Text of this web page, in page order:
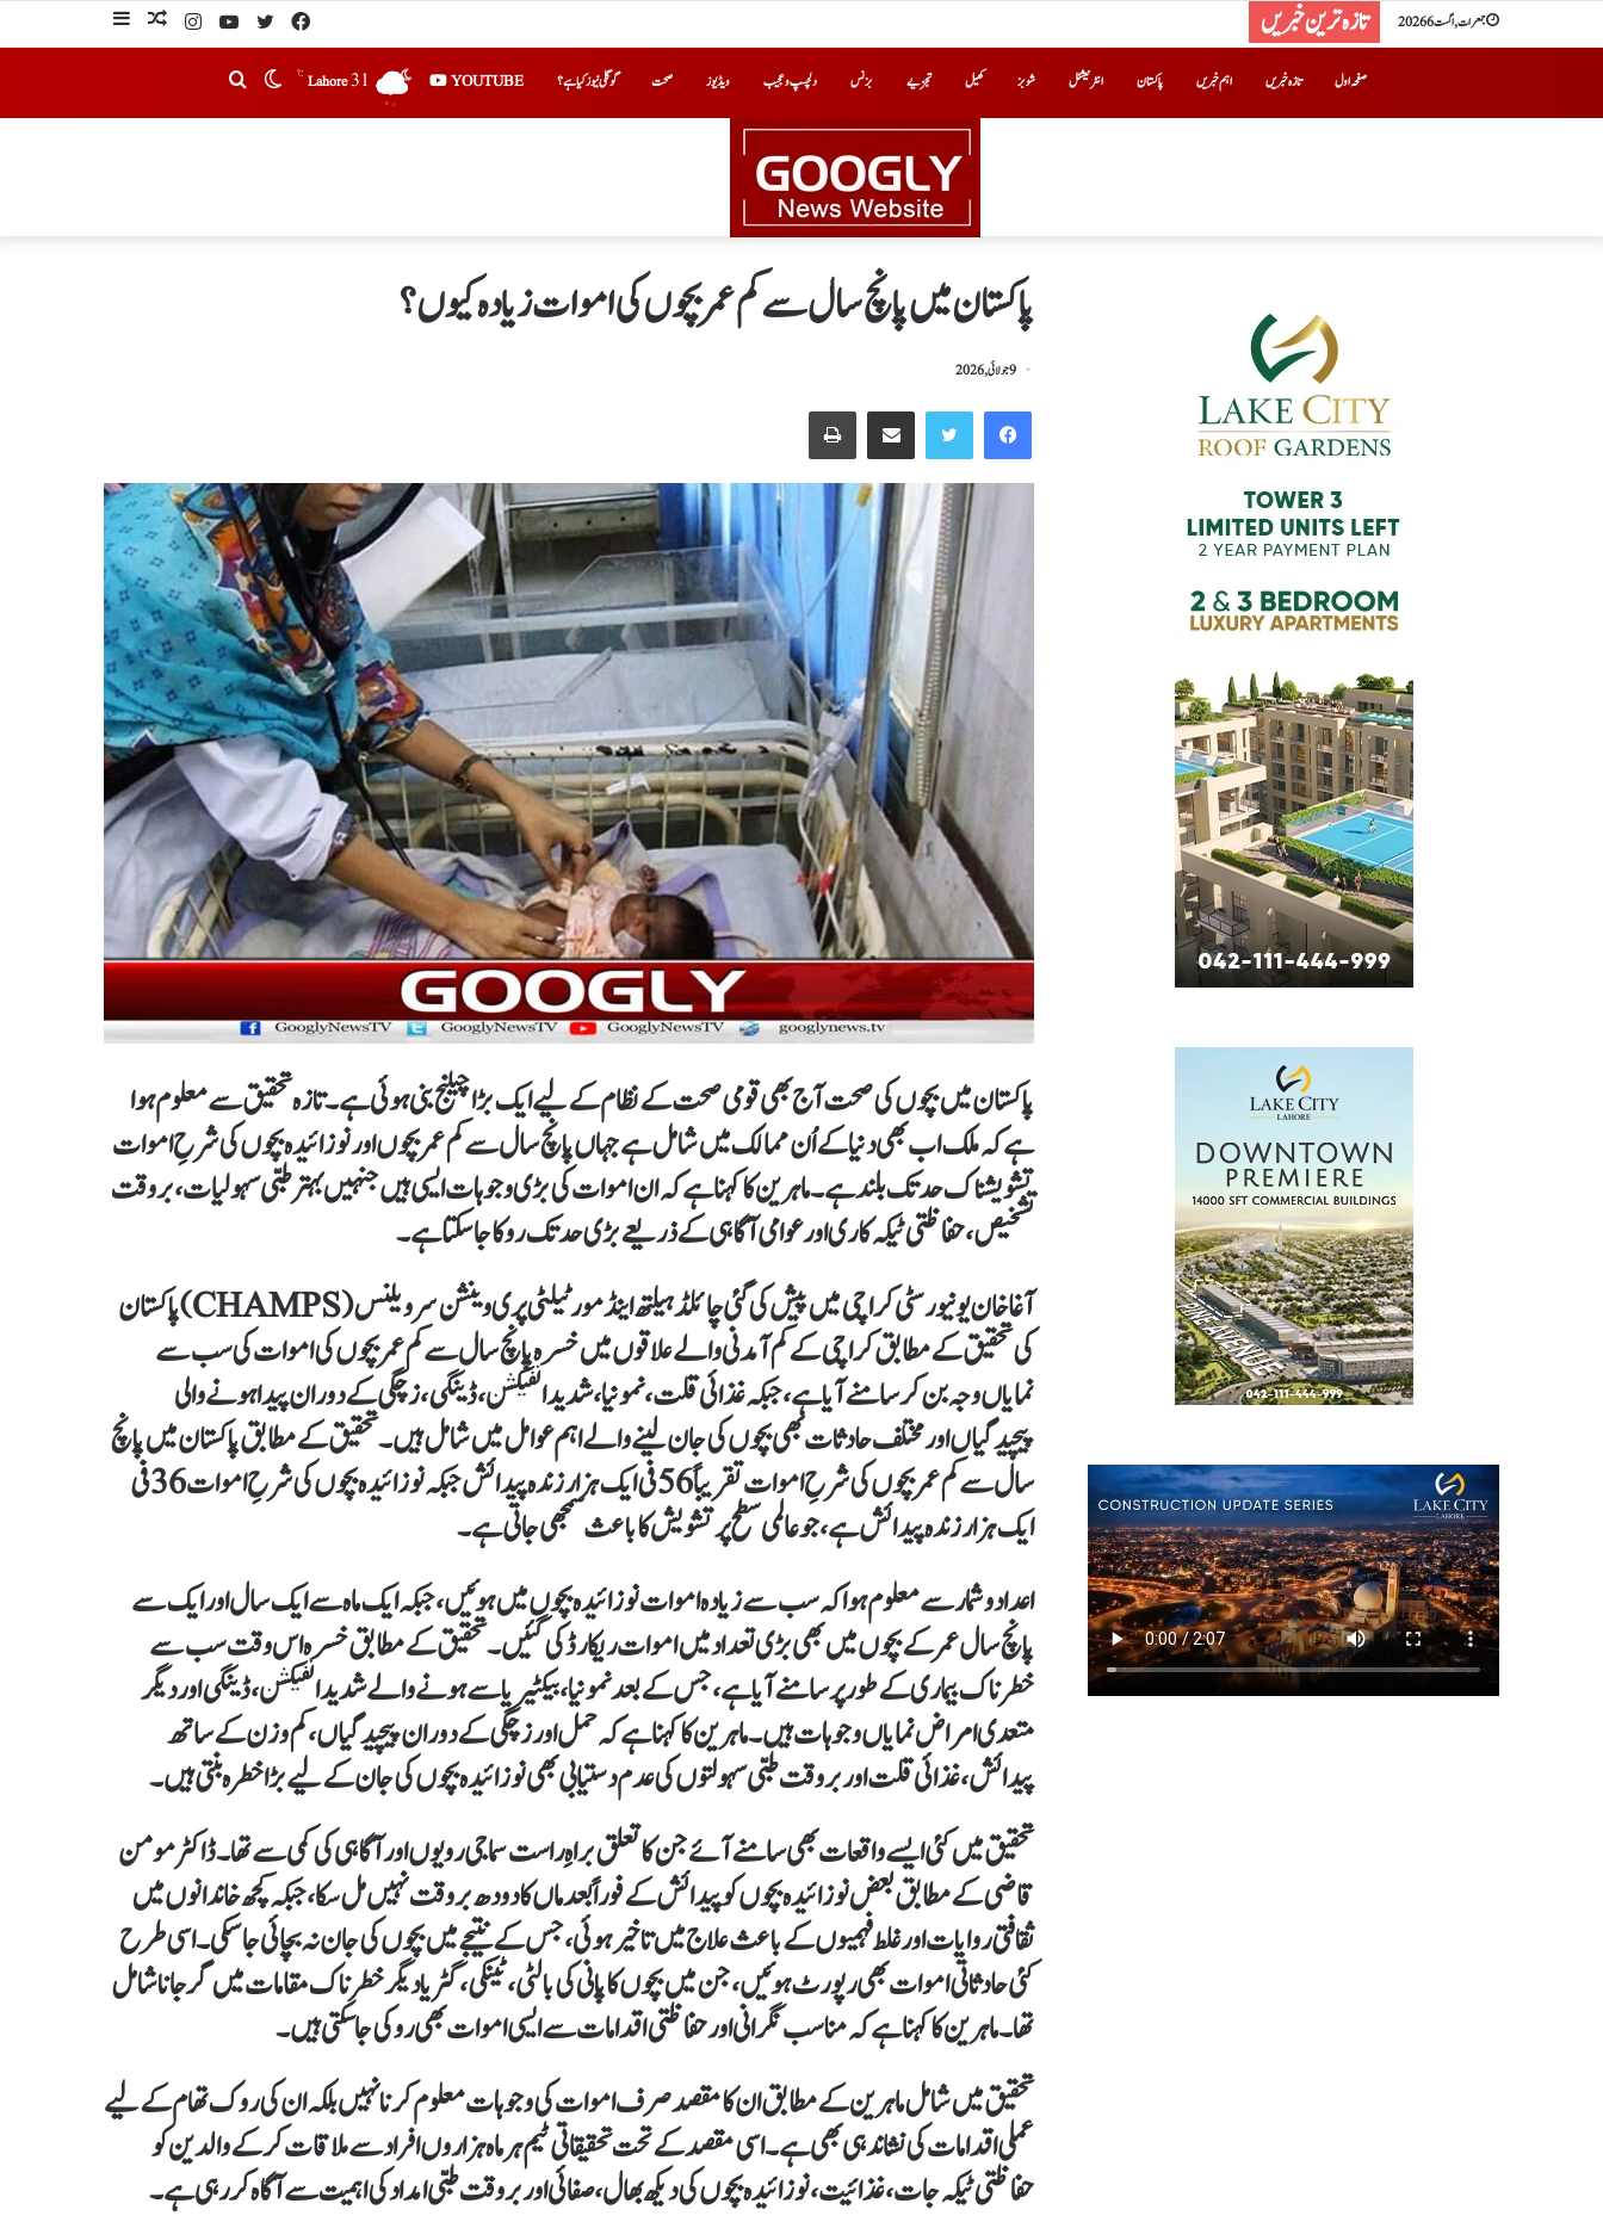
جمعرات, اگست 6 2026 تازہ ترین خبریں
صفحہ اول تازہ خبریں اہم خبریں پاکستان انٹرنیشنل شوبز کھیل تجزیے بزنس دلچسپ و عجیب ویڈیوز صحت گوگلی نیوز کیا ہے؟ YOUTUBE
Lahore31
℃
پاکستان میں پانچ سال سے کم عمر بچوں کی اموات زیادہ کیوں؟
9 جولائی, 2026
پاکستان میں بچوں کی صحت آج بھی قومی صحت کے نظام کے لیے ایک بڑا چیلنج بنی ہوئی ہے۔ تازہ تحقیق سے معلوم ہوا
ہے کہ ملک اب بھی دنیا کے اُن ممالک میں شامل ہے جہاں پانچ سال سے کم عمر بچوں اور نوزائیدہ بچوں کی شرحِ اموات
تشویشناک حد تک بلند ہے۔ ماہرین کا کہنا ہے کہ ان اموات کی بڑی وجوہات ایسی ہیں جنہیں بہتر طبی سہولیات، بروقت
تشخیص، حفاظتی ٹیکہ کاری اور عوامی آگاہی کے ذریعے بڑی حد تک روکا جا سکتا ہے۔
آغا خان یونیورسٹی کراچی میں پیش کی گئیچائلڈ ہیلتھ اینڈ مورٹیلٹی پری وینشن سرویلنس (CHAMPS) پاکستان
کی تحقیق کے مطابق کراچی کے کم آمدنی والے علاقوں میں خسرہ پانچ سال سے کم عمر بچوں کی اموات کی سب سے
نمایاں وجہ بن کر سامنے آیا ہے، جبکہ غذائی قلت، نمونیا، شدید انفیکشن، ڈینگی، زچگی کے دوران پیدا ہونے والی
پیچیدگیاں اور مختلف حادثات بھی بچوں کی جان لینے والے اہم عوامل میں شامل ہیں۔تحقیق کے مطابق پاکستان میں پانچ
سال سے کم عمر بچوں کی شرحِ اموات تقریباً56 فی ایک ہزار زندہ پیدائش جبکہ نوزائیدہ بچوں کی شرحِ اموات
36 فی
ایک ہزار زندہ پیدائشہے، جو عالمی سطح پر تشویش کا باعث سمجھی جاتی ہے۔
اعدادوشمار سے معلوم ہوا کہ سب سے زیادہ اموات نوزائیدہ بچوں میں ہوئیں، جبکہ ایک ماہ سے ایک سال اور ایک سے
پانچ سال عمر کے بچوں میں بھی بڑی تعداد میں اموات ریکارڈ کی گئیں۔تحقیق کے مطابق خسرہ اس وقت سب سے
خطرناک بیماری کے طور پر سامنے آیا ہے، جس کے بعد نمونیا، بیکٹیریا سے ہونے والے شدید انفیکشن، ڈینگی اور دیگر
متعدی امراض نمایاں وجوہات ہیں۔ماہرین کا کہنا ہے کہ حمل اور زچگی کے دوران پیچیدگیاں، کم وزن کے ساتھ
پیدائش، غذائی قلت اور بروقت طبی سہولتوں کی عدم دستیابی بھی نوزائیدہ بچوں کی جان کے لیے بڑا خطرہ بنتی ہیں۔
تحقیق میں کئی ایسے واقعات بھی سامنے آئے جن کا تعلق براہِ راست سماجی رویوں اور آگاہی کی کمی سے تھا۔ڈاکٹر مومن
قاضی کے مطابق بعض نوزائیدہ بچوں کو پیدائش کے فوراً بعد ماں کا دودھ بروقت نہیں مل سکا، جبکہ کچھ خاندانوں میں
ثقافتی روایات اور غلط فہمیوں کے باعث علاج میں تاخیر ہوئی، جس کے نتیجے میں بچوں کی جان نہ بچائی جا سکی۔اسی طرح
کئی حادثاتی اموات بھی رپورٹ ہوئیں، جن میں بچوں کا پانی کی بالٹی، ٹینکی، گٹر یا دیگر خطرناک مقامات میں گر جانا شامل
تھا۔ ماہرین کا کہنا ہے کہ مناسب نگرانی اور حفاظتی اقدامات سے ایسی اموات بھی روکی جا سکتی ہیں۔
تحقیق میں شامل ماہرین کے مطابق ان کا مقصد صرف اموات کی وجوہات معلوم کرنا نہیں بلکہ ان کی روک تھام کے لیے
عملی اقدامات کی نشاندہی بھی ہے۔اسی مقصد کے تحت تحقیقاتی ٹیم ہر ماہ ہزاروں افراد سے ملاقات کر کے والدین کو
حفاظتی ٹیکہ جات، غذائیت، نوزائیدہ بچوں کی دیکھ بھال، صفائی اور بروقت طبی امداد کی اہمیت سے آگاہ کر رہی ہے۔